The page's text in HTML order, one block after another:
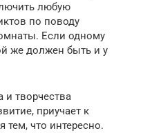
любую
по поводу
Если одному
же должен быть и у
и творчества
приучает к
тем, что интересно.